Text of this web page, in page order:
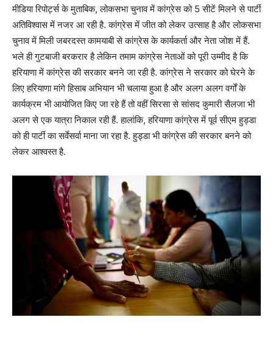
मीडिया रिपोर्ट्स के मुताबिक, लोकसभा चुनाव में कांग्रेस को 5 सीटें मिलने से पार्टी
अतिविश्वास में नजर आ रही है. कांग्रेस में जीत को लेकर उत्साह है और लोकसभा
चुनाव में मिली जबरदस्त कामयाबी से कांग्रेस के कार्यकर्ता और नेता जोश में हैं.
भले ही गुटबाजी बरकरार है लेकिन तमाम कांग्रेस नेताओं को पूरी उम्मीद है कि
हरियाणा में कांग्रेस की सरकार बनने जा रही है. कांग्रेस ने सरकार को घेरने के
लिए हरियाणा मांगे हिसाब अभियान भी चलाया हुआ है और अलग अलग वर्गों के
कार्यक्रम भी आयोजित किए जा रहे हैं तो वहीं सिरसा से सांसद कुमारी सैलजा भी
अलग से एक यात्रा निकाल रही हैं. हालांकि, हरियाणा कांग्रेस में पूर्व सीएम हुड्डा
को ही पार्टी का सर्वेसर्वा माना जा रहा है. हुड्डा भी कांग्रेस की सरकार बनने को
लेकर आश्वस्त है.